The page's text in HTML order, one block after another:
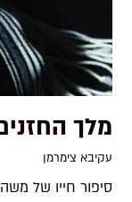
מלך
עקיבא צימרמן
סיפור חייו של